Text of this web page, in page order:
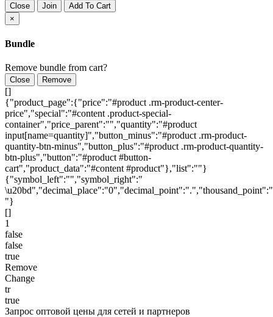
Close Join
Add To Cart
×
Bundle
Remove bundle from cart?
Close Remove
[]
{"product_page":{"price":"#product .rm-product-center-
price","special":"#content .product-special-
container","price_parent":"","quantity":"#product
input[name=quantity]","button_minus":"#product .rm-product-
quantity-btn-minus","button_plus":"#product .rm-product-quantity-
btn-plus","button":"#product #button-
cart","product_data":"#content #product"},"list":""}
{"symbol_left":"","symbol_right":"
\u20bd","decimal_place":"0","decimal_point":".","thousand_point":"
"}
[]
1
false
false
true
Remove
Change
tr
true
Запрос оптовой цены для сетей и партнеров